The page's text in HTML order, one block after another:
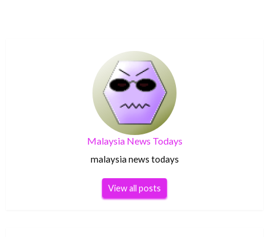
Malaysia News Todays
malaysia news todays
View all posts